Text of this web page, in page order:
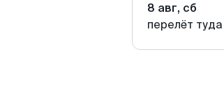
8 авг, сб
перелёт туда